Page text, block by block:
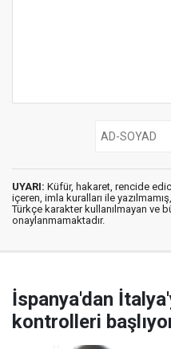
UYARI: Küfür, hakaret, rencide
içeren, imla kuralları ile yazılmamış,
Türkçe karakter kullanılmayan ve
onaylanmamaktadır.
İspanya'dan
kontrolleri